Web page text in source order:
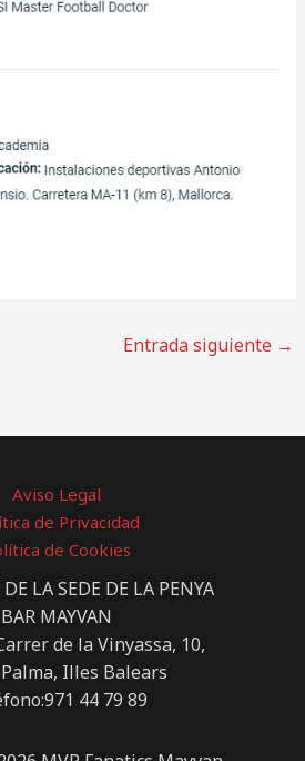
Entrada siguiente →
Aviso Legal
de Privacidad
de Cookies
LA SEDE DE LA PENYA
BAR MAYVAN
de la Vinyassa, 10,
Illes Balears
44 79 89